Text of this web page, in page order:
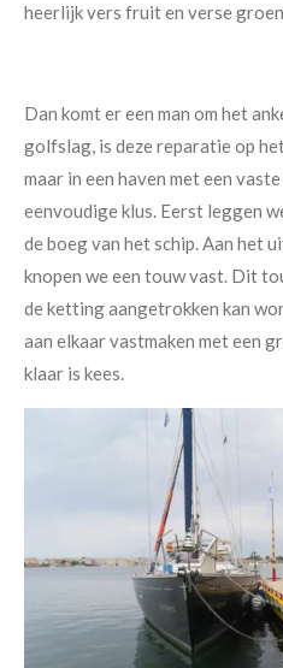
heerlijk vers fruit en verse
Dan komt er een man om het
golfslag, is deze reparatie op
maar in een haven met een
eenvoudige klus. Eerst leggen
de boeg van het schip. Aan het
knopen we een touw vast. Dit
de ketting aangetrokken kan
aan elkaar vastmaken met een
klaar is kees.